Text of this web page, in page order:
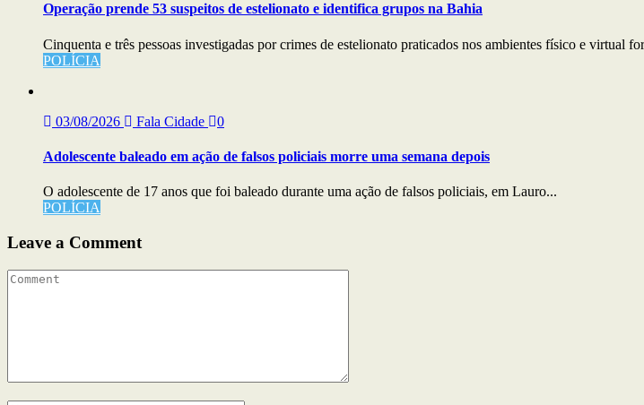
Operação prende 53 suspeitos de estelionato e identifica grupos na Bahia
Cinquenta e três pessoas investigadas por crimes de estelionato praticados nos ambientes físico e virtual
POLÍCIA
03/08/2026 Fala Cidade 0
Adolescente baleado em ação de falsos policiais morre uma semana depois
O adolescente de 17 anos que foi baleado durante uma ação de falsos policiais, em Lauro...
POLÍCIA
Leave a Comment